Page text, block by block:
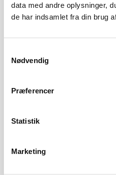
data med andre oplysninger,
de har indsamlet fra din brug
Nødvendig
Præferencer
Statistik
Marketing
Q: Hvordan
læringsspil
tryghed i et
Q: Hvordan ser
ekstern
faciliteret?